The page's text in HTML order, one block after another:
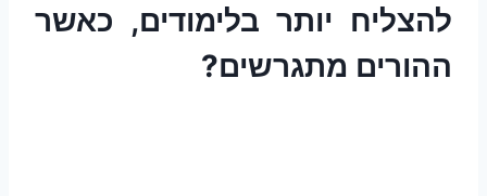
להצליח יותר בלימודים, כאשר
ההורים מתגרשים?